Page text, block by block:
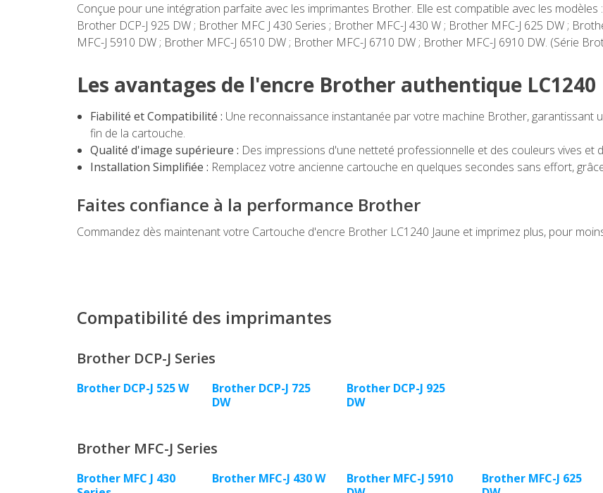
Conçue pour une intégration parfaite avec les imprimantes Brother. Elle est compatible avec les modèles
Brother DCP-J 925 DW ; Brother MFC J 430 Series ; Brother MFC-J 430 W ; Brother MFC-J 625 DW ;
MFC-J 5910 DW ; Brother MFC-J 6510 DW ; Brother MFC-J 6710 DW ; Brother MFC-J 6910 DW. (Série
Les avantages de l'encre Brother authentique LC1240
Fiabilité et Compatibilité : Une reconnaissance instantanée par votre machine Brother, garantissant
fin de la cartouche.
Qualité d'image supérieure : Des impressions d'une netteté professionnelle et des couleurs vives et
Installation Simplifiée : Remplacez votre ancienne cartouche en quelques secondes sans effort,
Faites confiance à la performance Brother
Commandez dès maintenant votre Cartouche d'encre Brother LC1240 Jaune et imprimez plus, pour
Compatibilité des imprimantes
Brother DCP-J Series
Brother DCP-J 525 W
Brother DCP-J 725
DW
Brother DCP-J 925
DW
Brother MFC-J Series
Brother MFC J 430
Brother MFC-J 430 W
Brother MFC-J 5910
Brother MFC-J 625